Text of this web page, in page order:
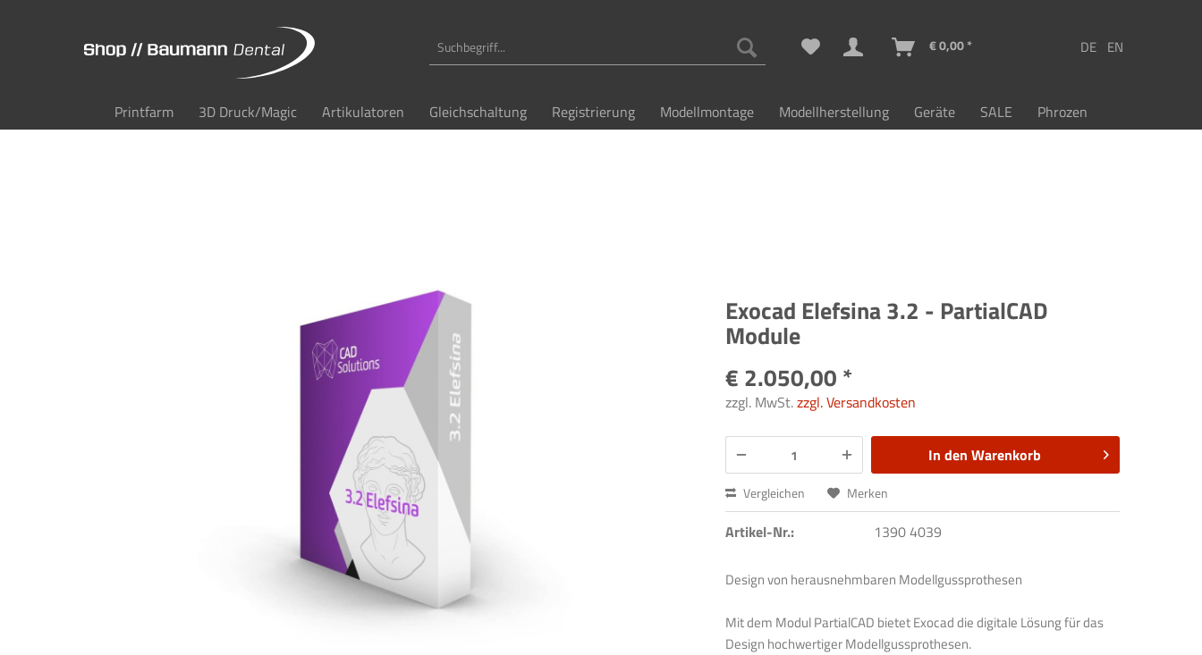
€ 0,00 *
Printfarm 3D Druck/Magic Artikulatoren Gleichschaltung Registrierung Modellmontage Modellherstellung Geräte SALE Phrozen
Exocad Elefsina 3.2 - PartialCAD
Module
€ 2.050,00 *
zzgl. MwSt.zzgl. Versandkosten
In den Warenkorb
Vergleichen Merken
Artikel-Nr.: 1390 4039
Design von herausnehmbaren Modellgussprothesen
Mit dem Modul PartialCAD bietet Exocad die digitale Lösung für das
Design hochwertiger Modellgussprothesen.